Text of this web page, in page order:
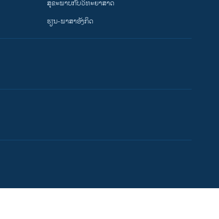
ສຸຂະພາບກັບວິທະຍາສາດ
ຮຽນ-ພາສາອັງກິດ